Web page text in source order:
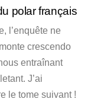
polar français
l’enquête ne
crescendo
entraînant
J’ai
le tome suivant !